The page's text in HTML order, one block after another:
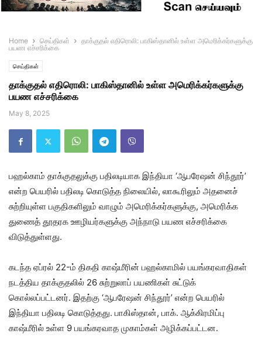
Home செய்திகள்
தாக்குதல் எதிரொலி: பாகிஸ்தானில் உள்ள அமெரிக்கர்களுக்கு
பயண எச்சரிக்கை
செய்திகள்
தாக்குதல் எதிரொலி: பாகிஸ்தானில் உள்ள அமெரிக்கர்களுக்கு
பயண எச்சரிக்கை
May 8, 2025
பஹல்காம் தாக்குதலுக்கு பதிலடியாக இந்தியா ‘ஆபரேஷன் சிந்தூர்’
என்ற பெயரில் பதிலடி கொடுத்த நிலையில், லாகூரிலும் அதனைச்
சுற்றியுள்ள பகுதிகளிலும் வாழும் அமெரிக்கர்களுக்கு, அமெரிக்க
துணைத் தூதரக ஊழியர்களுக்கு அந்நாடு பயண எச்சரிக்கை
விடுத்துள்ளது.
கடந்த ஏப்ரல் 22-ம் திகதி காஷ்மீரின் பஹல்காமில் பயங்கரவாதிகள்
நடத்திய தாக்குதலில் 26 சுற்றுலாப் பயணிகள் சுட்டுக்
கொல்லப்பட்டனர். இதற்கு ‘ஆபரேஷன் சிந்தூர்’ என்ற பெயரில்
இந்தியா பதிலடி கொடுத்தது. பாகிஸ்தான், பாக். ஆக்கிரமிப்பு
காஷ்மீரில் உள்ள 9 பயங்கரவாத முகாம்கள் அழிக்கப்பட்டன.